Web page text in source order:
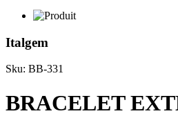
Italgem
Sku: BB-331
BRACELET